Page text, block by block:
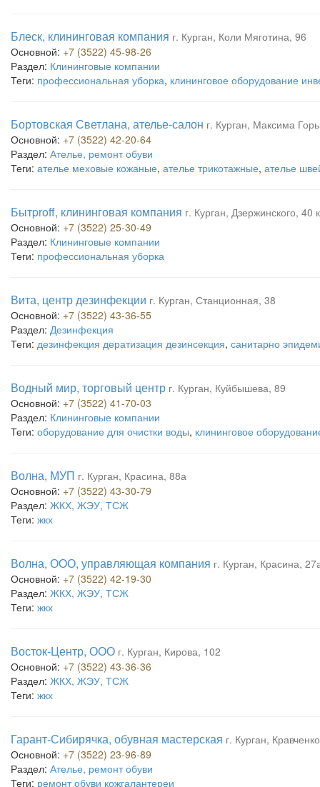
Блеск, клининговая компания г. Курган, Коли Мяготина, 96
Основной: +7 (3522) 45-98-26
Раздел: Клининговые компании
Теги: профессиональная уборка, клининговое оборудование
Бортовская Светлана, ателье-салон г. Курган, Максима
Основной: +7 (3522) 42-20-64
Раздел: Ателье, ремонт обуви
Теги: ателье меховые кожаные, ателье трикотажные, ателье
Бытproff, клининговая компания г. Курган, Дзержинского, 40
Основной: +7 (3522) 25-30-49
Раздел: Клининговые компании
Теги: профессиональная уборка
Вита, центр дезинфекции г. Курган, Станционная, 38
Основной: +7 (3522) 43-36-55
Раздел: Дезинфекция
Теги: дезинфекция дератизация дезинсекция, санитарно
Водный мир, торговый центр г. Курган, Куйбышева, 89
Основной: +7 (3522) 41-70-03
Раздел: Клининговые компании
Теги: оборудование для очистки воды, клининговое
Волна, МУП г. Курган, Красина, 88а
Основной: +7 (3522) 43-30-79
Раздел: ЖКХ, ЖЭУ, ТСЖ
Теги: жкх
Волна, ООО, управляющая компания г. Курган, Красина,
Основной: +7 (3522) 42-19-30
Раздел: ЖКХ, ЖЭУ, ТСЖ
Теги: жкх
Восток-Центр, ООО г. Курган, Кирова, 102
Основной: +7 (3522) 43-36-36
Раздел: ЖКХ, ЖЭУ, ТСЖ
Теги: жкх
Гарант-Сибирячка, обувная мастерская г. Курган,
Основной: +7 (3522) 23-96-89
Раздел: Ателье, ремонт обуви
Теги: ремонт обуви кожгалантереи